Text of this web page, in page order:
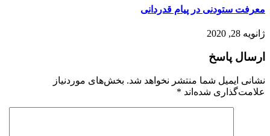
معرفت ستودنی در پیام قدردانی
ژانویه 28, 2020
ارسال پاسخ
نشانی ایمیل شما منتشر نخواهد شد. بخش‌های موردنیاز
علامت‌گذاری شده‌اند *